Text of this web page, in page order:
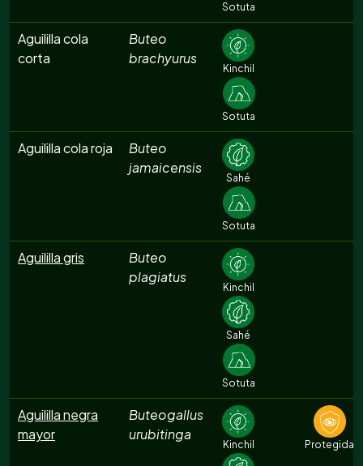
Sotuta
Aguililla cola
corta
Buteo
brachyurus
Kinchil
Sotuta
Aguililla cola roja
Buteo
jamaicensis
Sahé
Sotuta
Aguililla gris
Buteo
plagiatus
Kinchil
Sahé
Sotuta
Aguililla negra
mayor
Buteogallus
urubitinga
Kinchil Protegida